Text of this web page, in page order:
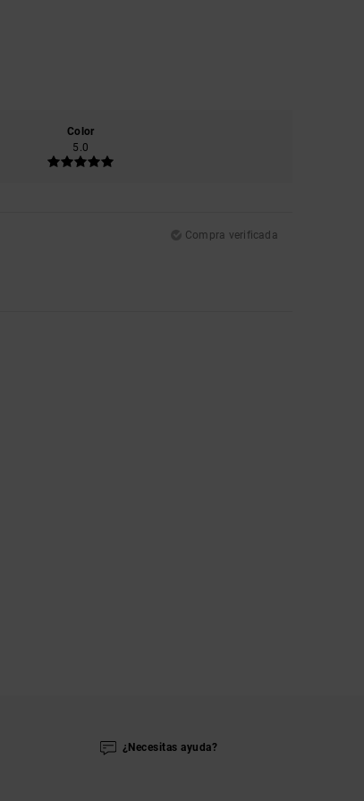
Color
5.0
Compra verificada
¿Necesitas ayuda?